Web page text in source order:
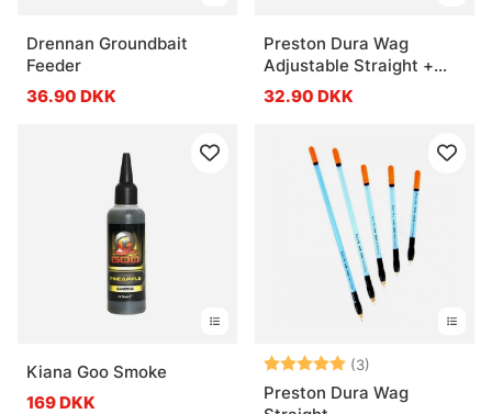
Drennan Groundbait
Feeder
36.90 DKK
Preston Dura Wag
Adjustable Straight +
Inserts
32.90 DKK
Kiana Goo Smoke
169 DKK
Vurdering: (3)
Preston Dura Wag